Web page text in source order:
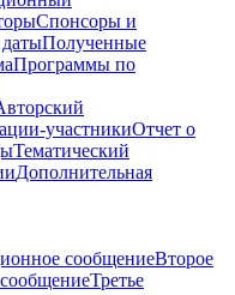
Спонсоры и
Полученные
Программы по
участникиОтчет о
Тематический
Дополнительная
сообщениеВторое
Третье